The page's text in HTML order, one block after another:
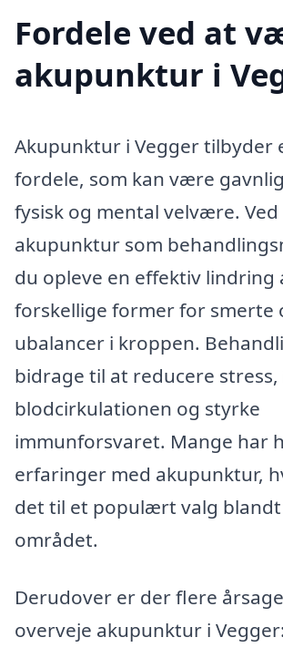
Fordele ved at
akupunktur i
Akupunktur i Vegger tilbyder
fordele, som kan være
fysisk og mental velvære.
akupunktur som
du opleve en effektiv lindring
forskellige former for smerte
ubalancer i kroppen.
bidrage til at reducere
blodcirkulationen og styrke
immunforsvaret. Mange har
erfaringer med akupunktur,
det til et populært valg
området.
Derudover er der flere
overveje akupunktur i Vegger: